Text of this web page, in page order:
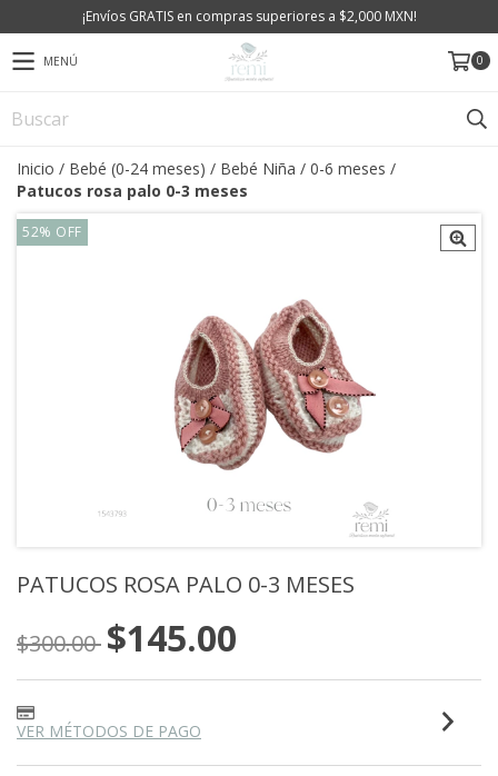
¡Envíos GRATIS en compras superiores a $2,000 MXN!
MENÚ 0
Inicio / Bebé (0-24 meses) / Bebé Niña / 0-6 meses /
Patucos rosa palo 0-3 meses
52% OFF
PATUCOS ROSA PALO 0-3 MESES
$300.00 $145.00
VER MÉTODOS DE PAGO